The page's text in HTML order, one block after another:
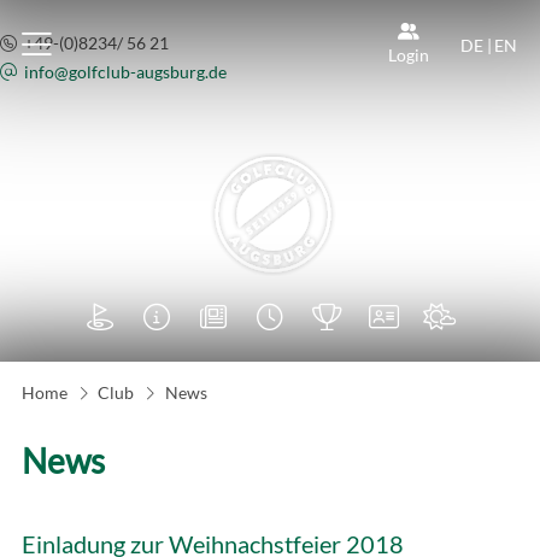
Login DE | EN
+49-(0)8234/ 56 21
info@golfclub-augsburg.de
      
Home Club News
News
Einladung zur Weihnachstfeier 2018